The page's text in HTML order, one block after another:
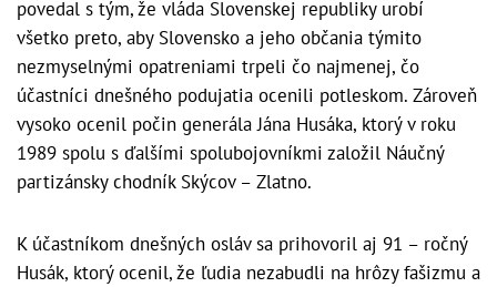
povedal s tým, že vláda Slovenskej republiky urobí
všetko preto, aby Slovensko a jeho občania týmito
nezmyselnými opatreniami trpeli čo najmenej, čo
účastníci dnešného podujatia ocenili potleskom. Zároveň
vysoko ocenil počin generála Jána Husáka, ktorý v roku
1989 spolu s ďalšími spolubojovníkmi založil Náučný
partizánsky chodník Skýcov – Zlatno.
K účastníkom dnešných osláv sa prihovoril aj 91 – ročný
Husák, ktorý ocenil, že ľudia nezabudli na hrôzy fašizmu a